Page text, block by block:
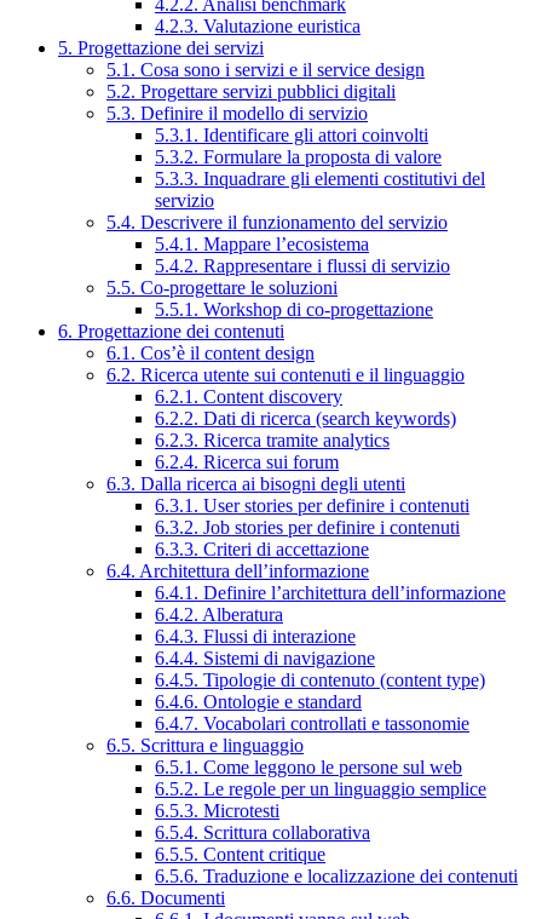
4.2.2. Analisi benchmark
4.2.3. Valutazione euristica
5. Progettazione dei servizi
5.1. Cosa sono i servizi e il service design
5.2. Progettare servizi pubblici digitali
5.3. Definire il modello di servizio
5.3.1. Identificare gli attori coinvolti
5.3.2. Formulare la proposta di valore
5.3.3. Inquadrare gli elementi costitutivi del
servizio
5.4. Descrivere il funzionamento del servizio
5.4.1. Mappare l’ecosistema
5.4.2. Rappresentare i flussi di servizio
5.5. Co-progettare le soluzioni
5.5.1. Workshop di co-progettazione
6. Progettazione dei contenuti
6.1. Cos’è il content design
6.2. Ricerca utente sui contenuti e il linguaggio
6.2.1. Content discovery
6.2.2. Dati di ricerca (search keywords)
6.2.3. Ricerca tramite analytics
6.2.4. Ricerca sui forum
6.3. Dalla ricerca ai bisogni degli utenti
6.3.1. User stories per definire i contenuti
6.3.2. Job stories per definire i contenuti
6.3.3. Criteri di accettazione
6.4. Architettura dell’informazione
6.4.1. Definire l’architettura dell’informazione
6.4.2. Alberatura
6.4.3. Flussi di interazione
6.4.4. Sistemi di navigazione
6.4.5. Tipologie di contenuto (content type)
6.4.6. Ontologie e standard
6.4.7. Vocabolari controllati e tassonomie
6.5. Scrittura e linguaggio
6.5.1. Come leggono le persone sul web
6.5.2. Le regole per un linguaggio semplice
6.5.3. Microtesti
6.5.4. Scrittura collaborativa
6.5.5. Content critique
6.5.6. Traduzione e localizzazione dei contenuti
6.6. Documenti